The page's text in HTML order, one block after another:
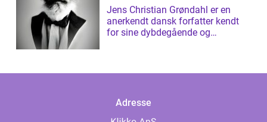
Jens Christian Grøndahl er en
anerkendt dansk forfatter kendt
for sine dybdegående og
Adresse